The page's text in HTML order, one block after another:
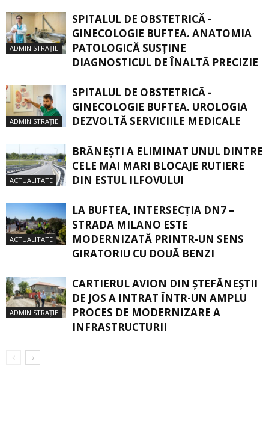
ADMINISTRAȚIE
SPITALUL DE OBSTETRICĂ -
GINECOLOGIE BUFTEA. ANATOMIA
PATOLOGICĂ SUSŢINE
DIAGNOSTICUL DE ÎNALTĂ PRECIZIE
ADMINISTRAȚIE
SPITALUL DE OBSTETRICĂ -
GINECOLOGIE BUFTEA. UROLOGIA
DEZVOLTĂ SERVICIILE MEDICALE
ACTUALITATE
BRĂNEȘTI A ELIMINAT UNUL DINTRE
CELE MAI MARI BLOCAJE RUTIERE
DIN ESTUL ILFOVULUI
ACTUALITATE
LA BUFTEA, INTERSECŢIA DN7 –
STRADA MILANO ESTE
MODERNIZATĂ PRINTR-UN SENS
GIRATORIU CU DOUĂ BENZI
ADMINISTRAȚIE
CARTIERUL AVION DIN ŞTEFĂNEŞTII
DE JOS A INTRAT ÎNTR-UN AMPLU
PROCES DE MODERNIZARE A
INFRASTRUCTURII